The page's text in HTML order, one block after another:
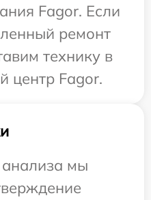
Fagor. Если
ремонт
технику в
центр Fagor.
анализа мы